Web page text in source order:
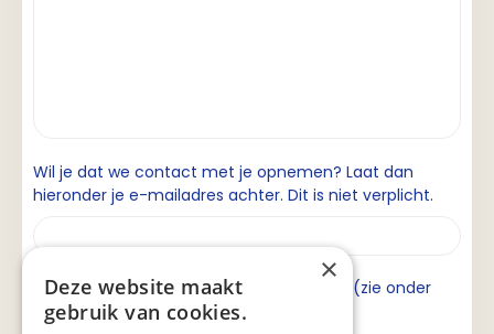
Wil je dat we contact met je opnemen? Laat dan
hieronder je e-mailadres achter. Dit is niet verplicht.
Ik ga akkoord met de privacyverklaring (zie onder
aan de pagina).
×
Deze website maakt
gebruik van cookies.